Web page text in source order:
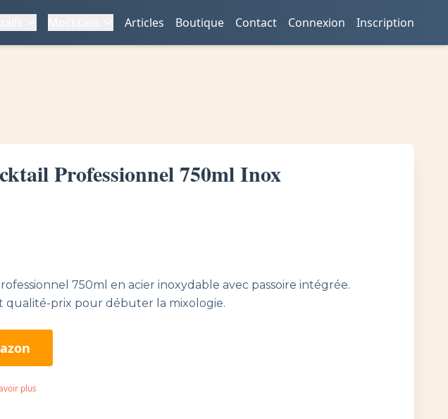
Articles Boutique Contact Connexion Inscription
Professionnel 750ml Inox
750ml en acier inoxydable avec passoire intégrée.
qualité-prix pour débuter la mixologie.
plus